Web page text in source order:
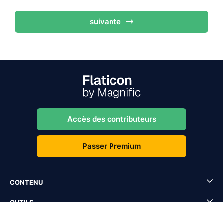
suivante
Accès des contributeurs
Passer Premium
CONTENU